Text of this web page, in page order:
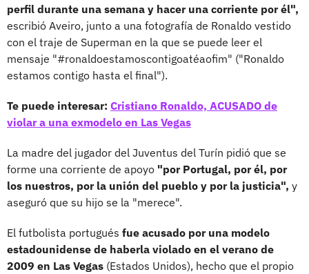
perfil durante una semana y hacer una corriente por él",
escribió Aveiro, junto a una fotografía de Ronaldo vestido
con el traje de Superman en la que se puede leer el
mensaje "#ronaldoestamoscontigoatéaofim" ("Ronaldo
estamos contigo hasta el final").
Te puede interesar: Cristiano Ronaldo, ACUSADO de
violar a una exmodelo en Las Vegas
La madre del jugador del Juventus del Turín pidió que se
forme una corriente de apoyo "por Portugal, por él, por
los nuestros, por la unión del pueblo y por la justicia", y
aseguró que su hijo se la "merece".
El futbolista portugués fue acusado por una modelo
estadounidense de haberla violado en el verano de
2009 en Las Vegas (Estados Unidos), hecho que el propio